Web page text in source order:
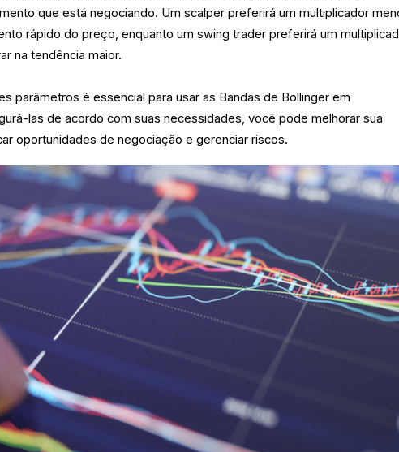
que está negociando. Um scalper preferirá um multiplicador
rápido do preço, enquanto um swing trader preferirá um
na tendência maior.
parâmetros é essencial para usar as Bandas de Bollinger em
las de acordo com suas necessidades, você pode melhorar sua
oportunidades de negociação e gerenciar riscos.